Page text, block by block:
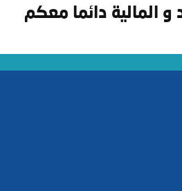
و المالية دائما معكم